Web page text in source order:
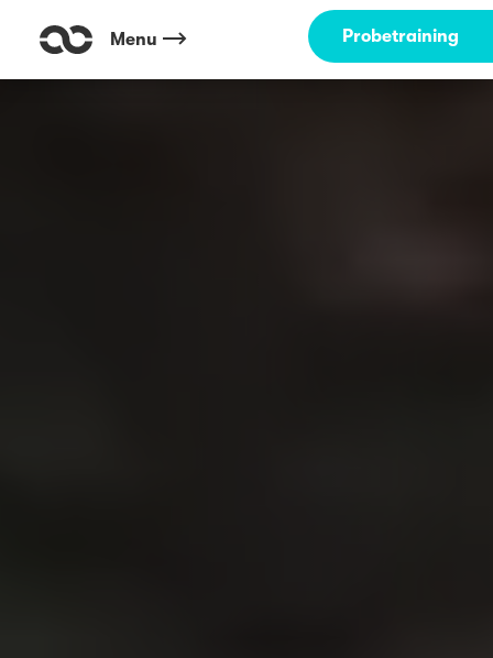
Menu Probetraining